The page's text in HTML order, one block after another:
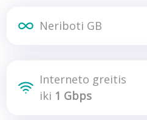
Neriboti GB
Interneto greitis
iki 1 Gbps